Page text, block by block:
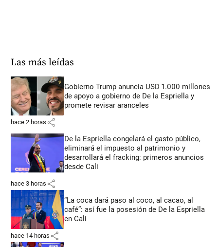
Las más leídas
Gobierno Trump anuncia USD 1.000 millones
de apoyo a gobierno de De la Espriella y
promete revisar aranceles
hace 2 horas share
De la Espriella congelará el gasto público,
eliminará el impuesto al patrimonio y
desarrollará el fracking: primeros anuncios
desde Cali
hace 3 horas share
“La coca dará paso al coco, al cacao, al
café”: así fue la posesión de De la Espriella
en Cali
hace 14 horas share